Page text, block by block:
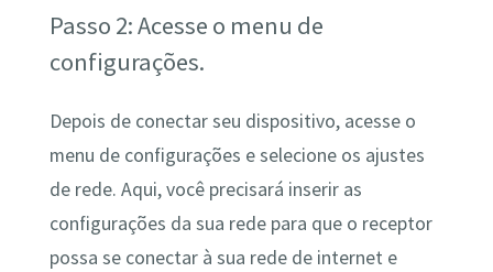
Passo 2: Acesse o menu de
configurações.
Depois de conectar seu dispositivo, acesse o
menu de configurações e selecione os ajustes
de rede. Aqui, você precisará inserir as
configurações da sua rede para que o receptor
possa se conectar à sua rede de internet e